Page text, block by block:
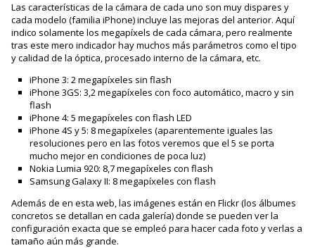
Las características de la cámara de cada uno son muy dispares y
cada modelo (familia iPhone) incluye las mejoras del anterior. Aquí
indico solamente los megapíxels de cada cámara, pero realmente
tras este mero indicador hay muchos más parámetros como el tipo
y calidad de la óptica, procesado interno de la cámara, etc.
iPhone 3: 2 megapíxeles sin flash
iPhone 3GS: 3,2 megapíxeles con foco automático, macro y sin
flash
iPhone 4: 5 megapíxeles con flash LED
iPhone 4S y 5: 8 megapíxeles (aparentemente iguales las
resoluciones pero en las fotos veremos que el 5 se porta
mucho mejor en condiciones de poca luz)
Nokia Lumia 920: 8,7 megapíxeles con flash
Samsung Galaxy II: 8 megapíxeles con flash
Además de en esta web, las imágenes están en Flickr (los álbumes
concretos se detallan en cada galería) donde se pueden ver la
configuración exacta que se empleó para hacer cada foto y verlas a
tamaño aún más grande.